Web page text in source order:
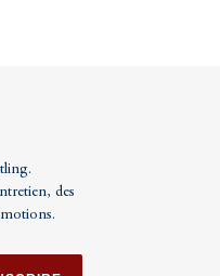
des